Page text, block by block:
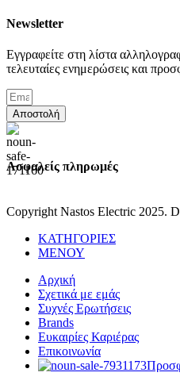
Newsletter
Εγγραφείτε στη λίστα
τελευταίες ενημερώσεις και
Αποστολή
Ασφαλείς πληρωμές
Copyright Nastos Electric 2025.
ΚΑΤΗΓΟΡΙΕΣ
ΜΕΝΟΥ
Αρχική
Σχετικά με εμάς
Συχνές Ερωτήσεις
Brands
Ευκαιρίες Καριέρας
Επικοινωνία